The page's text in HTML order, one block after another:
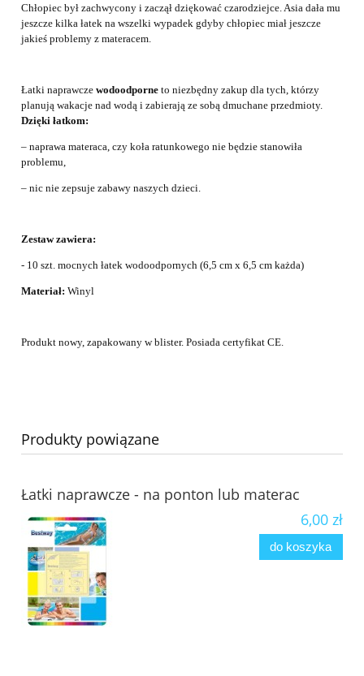
Chłopiec był zachwycony i zaczął dziękować czarodziejce. Asia dała mu
jeszcze kilka łatek na wszelki wypadek gdyby chłopiec miał jeszcze
jakieś problemy z materacem.
Łatki naprawcze wodoodporne to niezbędny zakup dla tych, którzy
planują wakacje nad wodą i zabierają ze sobą dmuchane przedmioty.
Dzięki łatkom:
– naprawa materaca, czy koła ratunkowego nie będzie stanowiła
problemu,
– nic nie zepsuje zabawy naszych dzieci.
Zestaw zawiera:
- 10 szt. mocnych łatek wodoodpornych (6,5 cm x 6,5 cm każda)
Materiał: Winyl
Produkt nowy, zapakowany w blister. Posiada certyfikat CE.
Produkty powiązane
Łatki naprawcze - na ponton lub materac
6,00 zł
do koszyka